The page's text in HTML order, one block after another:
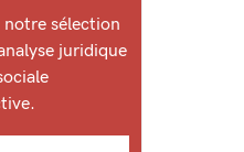
notre sélection
juridique